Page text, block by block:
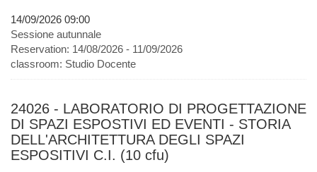
14/09/2026 09:00
Sessione autunnale
Reservation: 14/08/2026 - 11/09/2026
classroom: Studio Docente
24026 - LABORATORIO DI PROGETTAZIONE
DI SPAZI ESPOSTIVI ED EVENTI - STORIA
DELL'ARCHITETTURA DEGLI SPAZI
ESPOSITIVI C.I. (10 cfu)